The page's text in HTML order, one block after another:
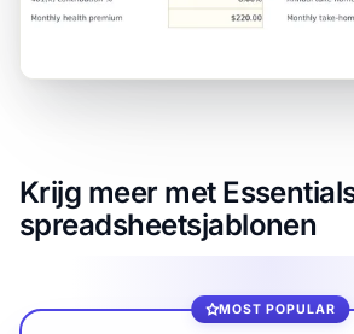
Krijg meer met
spreadsheetsjablonen
MOST POPULAR